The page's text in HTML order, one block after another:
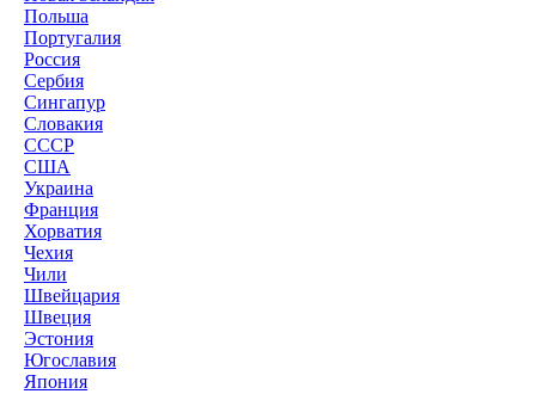
Польша
Португалия
Россия
Сербия
Сингапур
Словакия
СССР
США
Украина
Франция
Хорватия
Чехия
Чили
Швейцария
Швеция
Эстония
Югославия
Япония